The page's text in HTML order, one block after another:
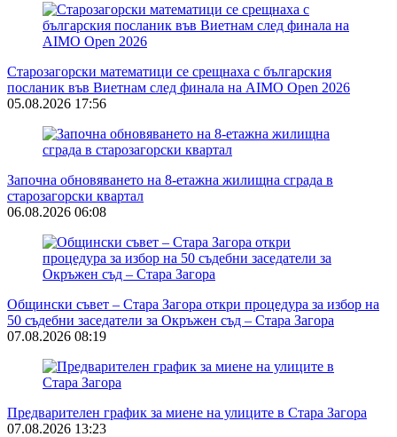
Старозагорски математици се срещнаха с българския
посланик във Виетнам след финала на AIMO Open 2026
05.08.2026 17:56
Започна обновяването на 8-етажна жилищна сграда в
старозагорски квартал
06.08.2026 06:08
Общински съвет – Стара Загора откри процедура за избор на
50 съдебни заседатели за Окръжен съд – Стара Загора
07.08.2026 08:19
Предварителен график за миене на улиците в Стара Загора
07.08.2026 13:23